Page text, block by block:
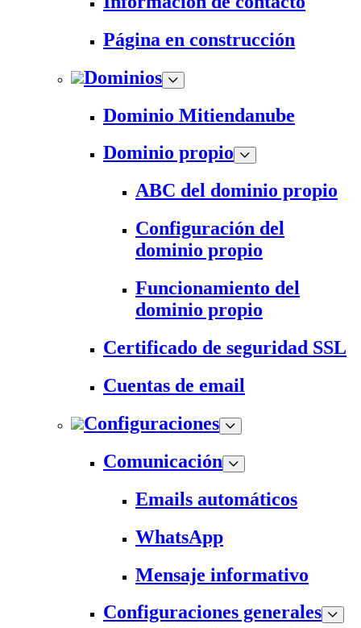
Página en construcción
Dominios
Dominio Mitiendanube
Dominio propio
ABC del dominio propio
Configuración del
dominio propio
Funcionamiento del
dominio propio
Certificado de seguridad SSL
Cuentas de email
Configuraciones
Comunicación
Emails automáticos
WhatsApp
Mensaje informativo
Configuraciones generales